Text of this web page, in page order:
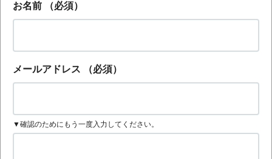
お名前 （必須）
メールアドレス （必須）
▼確認のためにもう一度入力してください。